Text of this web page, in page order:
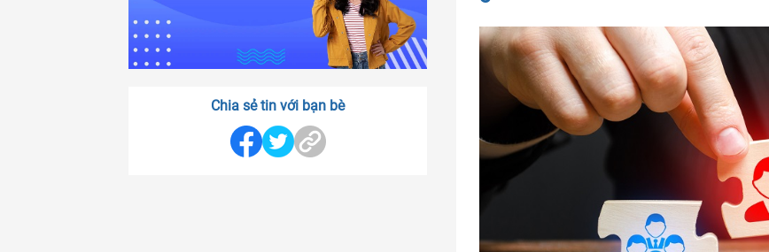
Chia sẻ tin với bạn bè